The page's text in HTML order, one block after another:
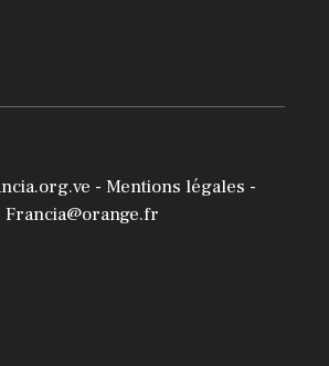
- Mentions légales -
Francia@orange.fr